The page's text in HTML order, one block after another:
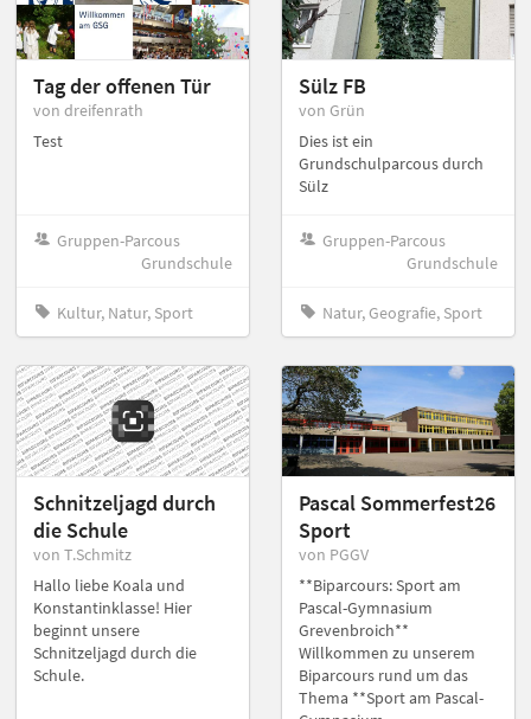
Tag der offenen Tür
von dreifenrath
Test
Gruppen-Parcous
Grundschule
Kultur, Natur, Sport
Sülz FB
von Grün
Dies ist ein
Grundschulparcous durch
Sülz
Gruppen-Parcous
Grundschule
Natur, Geografie, Sport
Schnitzeljagd durch
die Schule
von T.Schmitz
Hallo liebe Koala und
Konstantinklasse! Hier
beginnt unsere
Schnitzeljagd durch die
Schule.
Pascal Sommerfest26
Sport
von PGGV
**Biparcours: Sport am
Pascal-Gymnasium
Grevenbroich**
Willkommen zu unserem
Biparcours rund um das
Thema **Sport am Pascal-